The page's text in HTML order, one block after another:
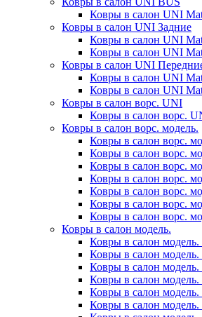
Ковры в салон UNI
Ковры в салон UNI Задние
Ковры в салон UNI
Ковры в салон UNI
Ковры в салон UNI
Ковры в салон UNI
Ковры в салон UNI
Ковры в салон ворс. UNI
Ковры в салон ворс.
Ковры в салон ворс. модель.
Ковры в салон ворс.
Ковры в салон ворс.
Ковры в салон ворс.
Ковры в салон ворс.
Ковры в салон ворс.
Ковры в салон ворс.
Ковры в салон ворс.
Ковры в салон модель.
Ковры в салон
Ковры в салон
Ковры в салон модель.
Ковры в салон модель.
Ковры в салон модель.
Ковры в салон модель.